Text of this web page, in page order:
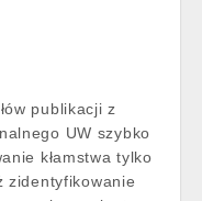
publikacji z
UW szybko
kłamstwa tylko
zidentyfikowanie